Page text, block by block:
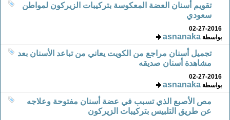
تقويم أسنان العضة المعكوسة بتركيبات الزيركون لمواطن
سعودي
02-27-2016
بواسطةasnanaka
تجميل أسنان مراجع من الكويت يعاني من تباعد الأسنان بعد
مشاهدة أسنان صديقه
02-27-2016
بواسطةasnanaka
مص الأصبع الذي تسبب في عضة أسنان مفتوحة وعلاجه
عن طريق التلبيس بتركيبات الزيركون